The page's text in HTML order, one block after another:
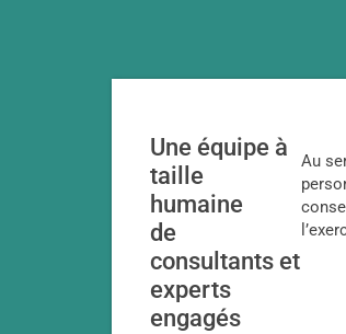
Une équipe à
taille
humaine
de
consultants et
experts
engagés
Au